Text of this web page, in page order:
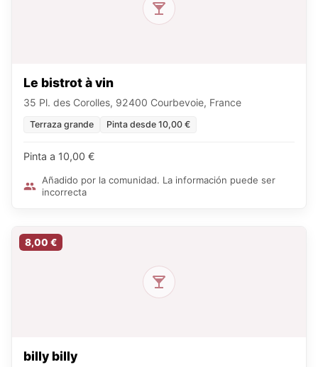
Le bistrot à vin
35 Pl. des Corolles, 92400 Courbevoie, France
Terraza grande Pinta desde 10,00 €
Pinta a 10,00 €
Añadido por la comunidad. La información puede ser
incorrecta
8,00 €
billy billy